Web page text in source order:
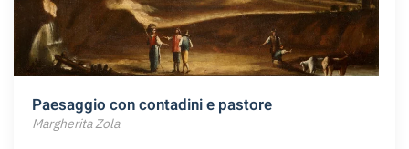
Paesaggio con contadini e pastore
Margherita Zola